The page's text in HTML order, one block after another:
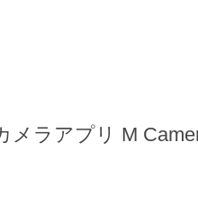
メラアプリ M